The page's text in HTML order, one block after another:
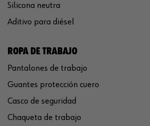
Silicona neutra
Aditivo para diésel
ROPA DE TRABAJO
Pantalones de trabajo
Guantes protección cuero
Casco de seguridad
Chaqueta de trabajo